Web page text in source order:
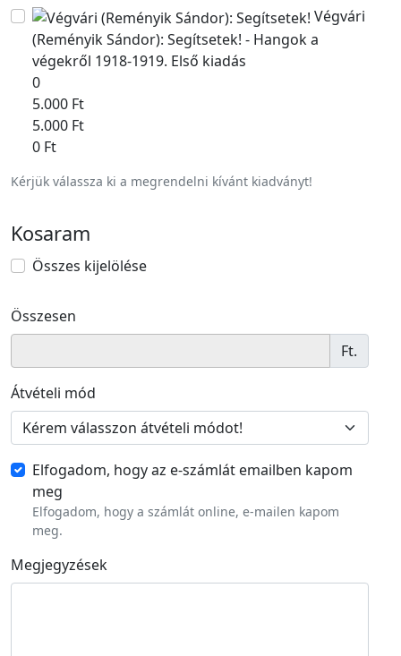
Végvári
(Reményik Sándor): Segítsetek! - Hangok a
végekről 1918-1919. Első kiadás
0
5.000 Ft
5.000 Ft
0 Ft
Kérjük válassza ki a megrendelni kívánt kiadványt!
Kosaram
Összes kijelölése
Összesen
Ft.
Átvételi mód
Elfogadom, hogy az e-számlát emailben kapom
meg
Elfogadom, hogy a számlát online, e-mailen kapom
meg.
Megjegyzések